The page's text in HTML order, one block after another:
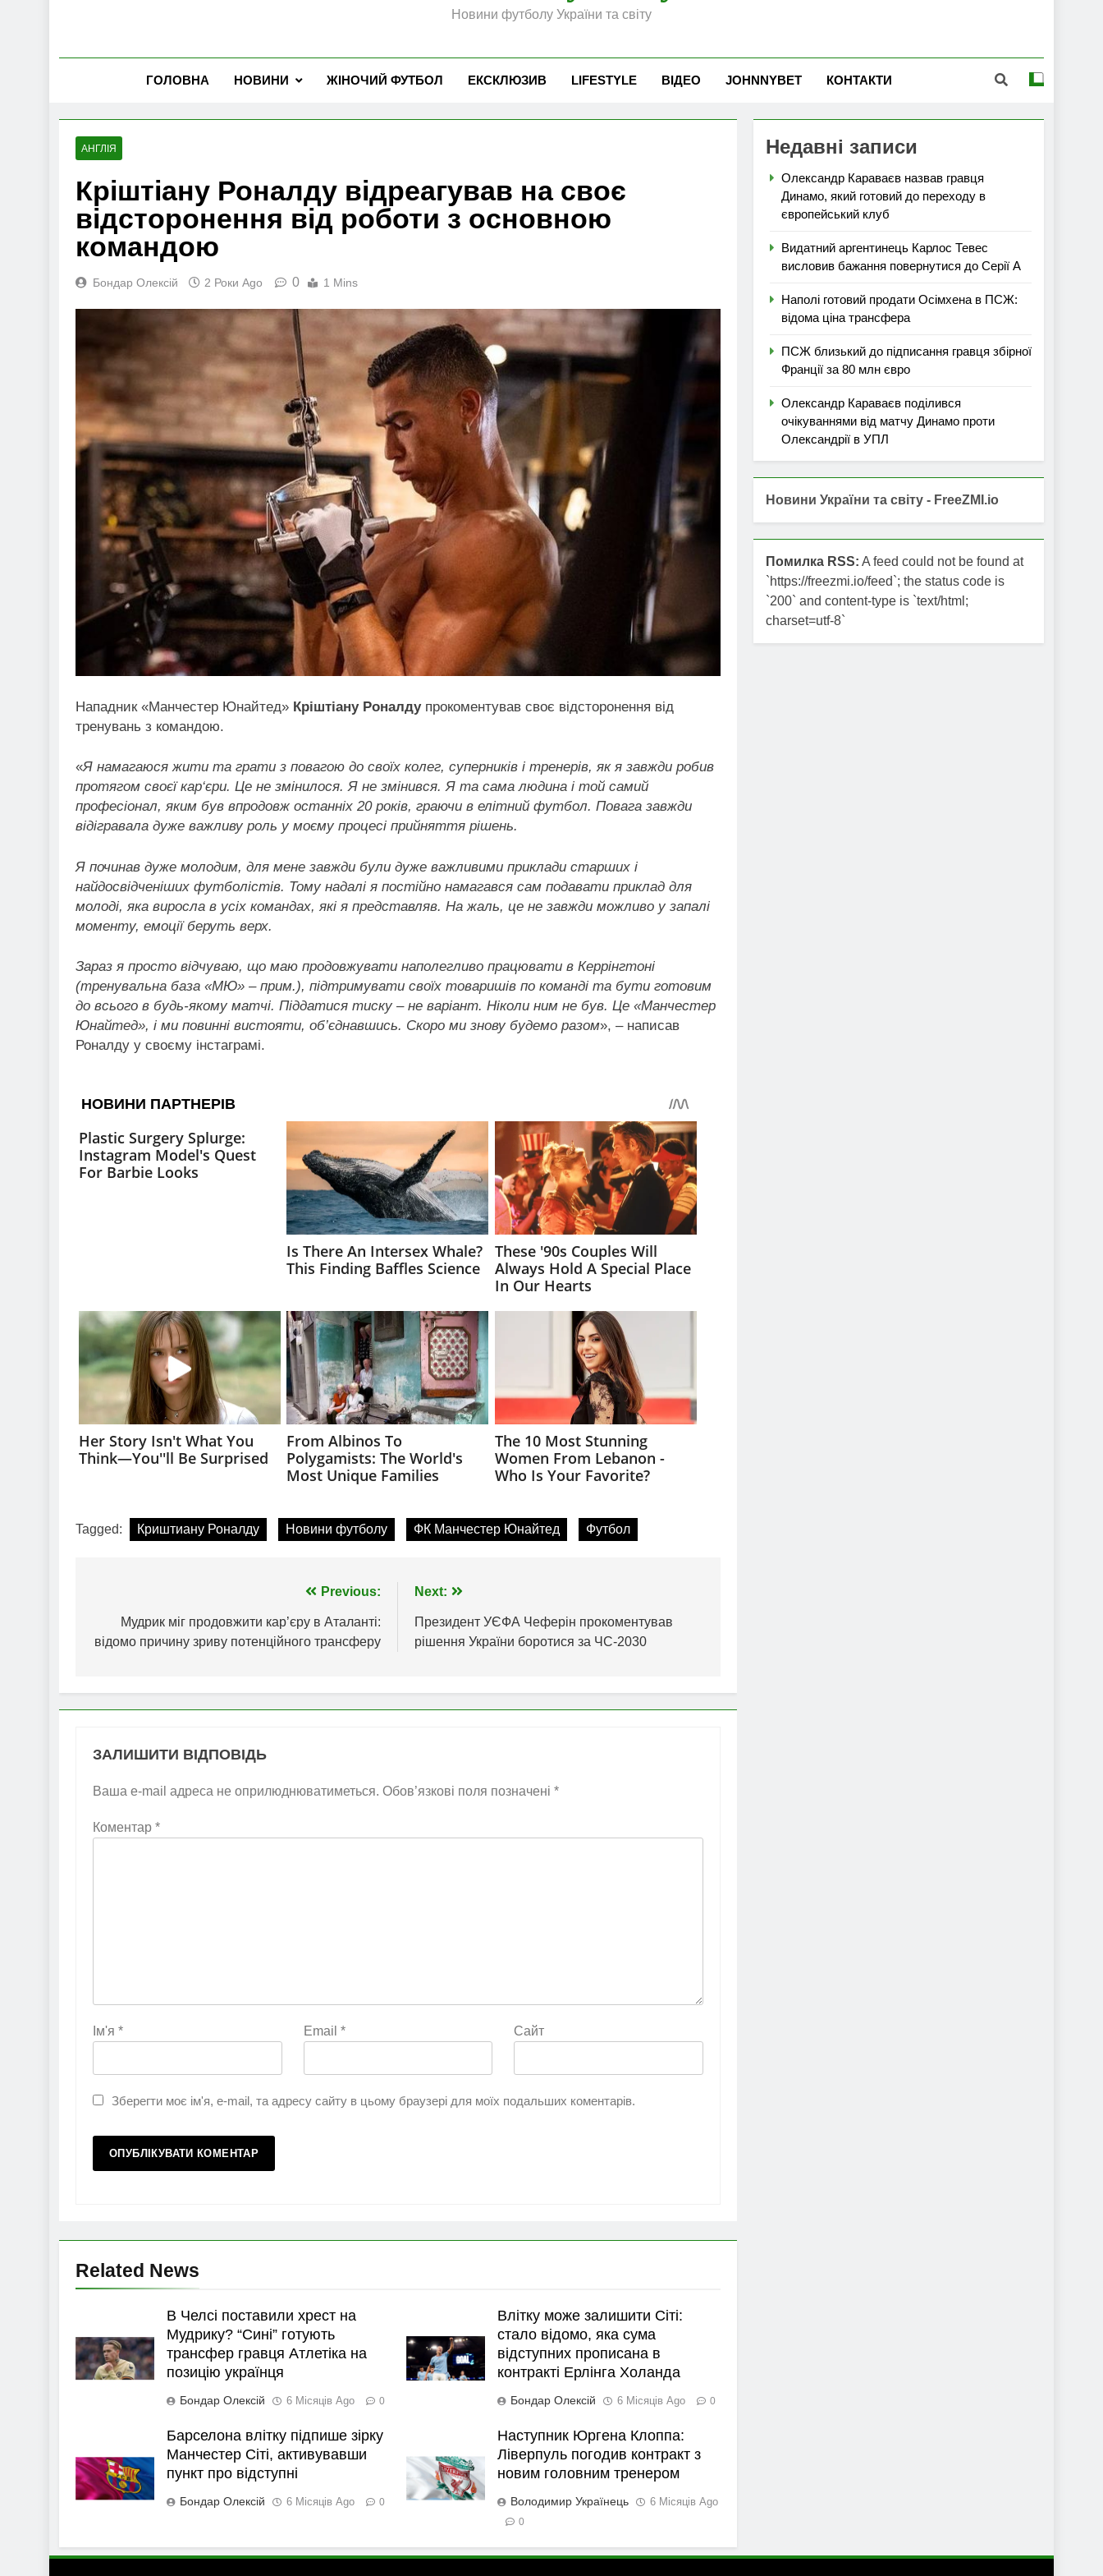
Новини футболу України та світу
ГОЛОВНА НОВИНИ ЖІНОЧИЙ ФУТБОЛ ЕКСКЛЮЗИВ LIFESTYLE ВІДЕО JOHNNYBET КОНТАКТИ
АНГЛІЯ
Кріштіану Роналду відреагував на своє
відсторонення від роботи з основною
командою
Бондар Олексій 2 Роки Ago 0 1 Mins
Нападник «Манчестер Юнайтед» Кріштіану Роналдупрокоментував своє відсторонення від
тренувань з командою.
«Я намагаюся жити та грати з повагою до своїх колег, суперників і тренерів, як я завжди робив
протягом своєї кар‘єри. Це не змінилося. Я не змінився. Я та сама людина і той самий
професіонал, яким був впродовж останніх 20 років, граючи в елітний футбол. Повага завжди
відігравала дуже важливу роль у моєму процесі прийняття рішень.
Я починав дуже молодим, для мене завжди були дуже важливими приклади старших і
найдосвідченіших футболістів. Тому надалі я постійно намагався сам подавати приклад для
молоді, яка виросла в усіх командах, які я представляв. На жаль, це не завжди можливо у запалі
моменту, емоції беруть верх.
Зараз я просто відчуваю, що маю продовжувати наполегливо працювати в Керрінгтоні
(тренувальна база «МЮ» – прим.), підтримувати своїх товаришів по команді та бути готовим
до всього в будь-якому матчі. Піддатися тиску – не варіант. Ніколи ним не був. Це «Манчестер
Юнайтед», і ми повинні вистояти, об’єднавшись. Скоро ми знову будемо разом», – написав
Роналду у своєму інстаграмі.
Tagged: Криштиану Роналду Новини футболу ФК Манчестер Юнайтед Футбол
записів
Previous:
Мудрик міг продовжити кар’єру в Аталанті:
відомо причину зриву потенційного трансферу
Next:
Президент УЄФА Чеферін прокоментував
рішення України боротися за ЧС-2030
ЗАЛИШИТИ ВІДПОВІДЬ
Ваша e-mail адреса не оприлюднюватиметься. Обов’язкові поля позначені *
Коментар *
Ім'я * Email * Сайт
Зберегти моє ім'я, e-mail, та адресу сайту в цьому браузері для моїх подальших коментарів.
Related News
В Челсі поставили хрест на
Мудрику? “Сині” готують
трансфер гравця Атлетіка на
позицію українця
Бондар Олексій 6 Місяців Ago 0
Влітку може залишити Сіті:
стало відомо, яка сума
відступних прописана в
контракті Ерлінга Холанда
Бондар Олексій 6 Місяців Ago 0
Барселона влітку підпише зірку
Манчестер Сіті, активувавши
пункт про відступні
Бондар Олексій 6 Місяців Ago 0
Наступник Юргена Клоппа:
Ліверпуль погодив контракт з
новим головним тренером
Володимир Українець 6 Місяців Ago
0
Недавні записи
Олександр Караваєв назвав гравця
Динамо, який готовий до переходу в
європейський клуб
Видатний аргентинець Карлос Тевес
висловив бажання повернутися до Серії А
Наполі готовий продати Осімхена в ПСЖ:
відома ціна трансфера
ПСЖ близький до підписання гравця збірної
Франції за 80 млн євро
Олександр Караваєв поділився
очікуваннями від матчу Динамо проти
Олександрії в УПЛ
Новини України та світу - FreeZMI.io
Помилка RSS: A feed could not be found at
`https://freezmi.io/feed`; the status code is
`200` and content-type is `text/html;
charset=utf-8`